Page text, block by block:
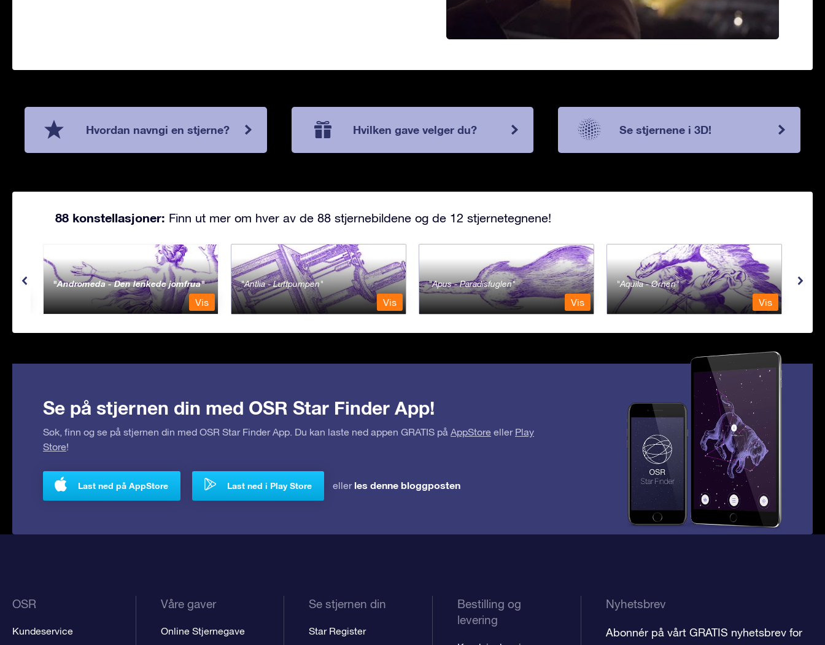
Hvordan navngi en stjerne? Hvilken gave velger du? Se stjernene i 3D!
88 konstellasjoner: Finn ut mer om hver av de 88 stjernebildene og de 12 stjernetegnene!
Andromeda - Den lenkede jomfrua
Vis
Antlia - Luftpumpen
Vis
Apus - Paradisfuglen
Vis
Aquila - Ørnen
Vis
Se på stjernen din med OSR Star Finder App!
Søk, finn og se på stjernen din med OSR Star Finder App. Du kan laste ned appen GRATIS på AppStore eller Play
Store!
Last ned på AppStore Last ned i Play Store eller les denne bloggposten
OSR
Kundeservice
Våre gaver
Online Stjernegave
Se stjernen din
Star Register
Bestilling og
levering
Nyhetsbrev
Abonnér på vårt GRATIS nyhetsbrev for